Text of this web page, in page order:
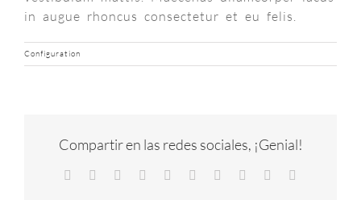
in augue rhoncus consectetur et eu felis.
Configuration
Compartir en las redes sociales, ¡Genial!
Facebook RedditLinkedInWhatsApp
TumblrPinterest Xing